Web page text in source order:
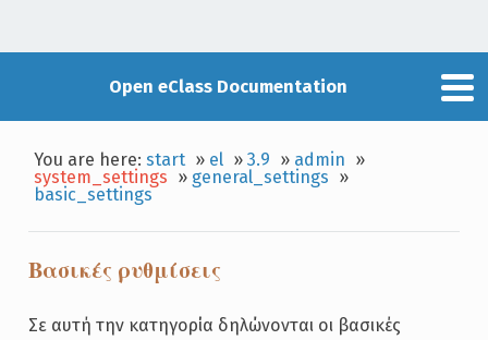
Open eClass Documentation
You are here:start » el »3.9 » admin »
system_settings » general_settings »
basic_settings
Βασικές ρυθμίσεις
Σε αυτή την κατηγορία δηλώνονται οι βασικές